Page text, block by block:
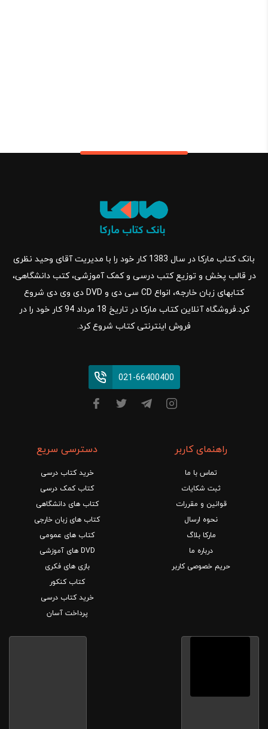
بانک کتاب مارکا در سال 1383 کار خود را با مدیریت آقای وحید نظری
در قالب پخش و توزیع کتب درسی و کمک آموزشی، کتب دانشگاهی،
کتابهای زبان خارجه، انواع CD سی دی و DVD دی وی دی شروع
کرد.فروشگاه آنلاین کتاب مارکا در تاریخ 18 مرداد 94 کار خود را در
فروش اینترنتی کتاب شروع کرد.
021-66400400
راهنمای کاربر
تماس با ما
ثبت شکایات
قوانین و مقررات
نحوه ارسال
مارکا بلاگ
درباره ما
حریم خصوصی کاربر
دسترسی سریع
خرید کتاب درسی
کتاب کمک درسی
کتاب های دانشگاهی
کتاب های زبان خارجی
کتاب های عمومی
DVD های آموزشی
بازی های فکری
کتاب کنکور
خرید کتاب درسی
پرداخت آسان